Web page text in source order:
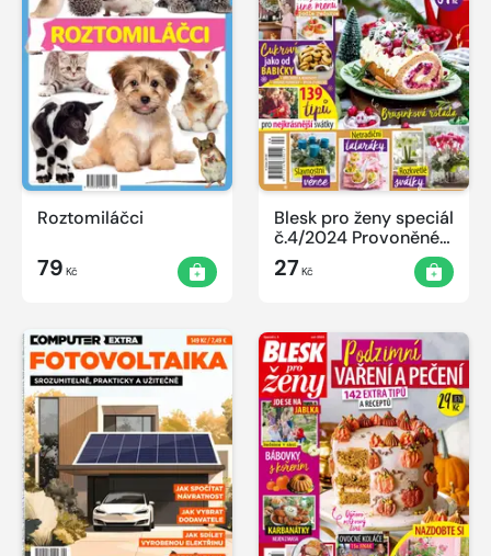
Roztomiláčci
79 Kč
Blesk pro ženy speciál
č.4/2024 Provoněné
Vánoce
27 Kč